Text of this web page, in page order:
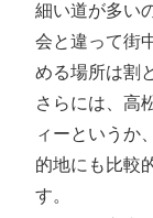
細い道が多い
会と違って街
める場所は割
さらには、高
ィーというか
的地にも比較
す。